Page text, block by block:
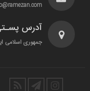
آدرس
جمهوری اسلامی